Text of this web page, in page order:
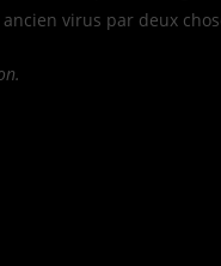
virus par deux